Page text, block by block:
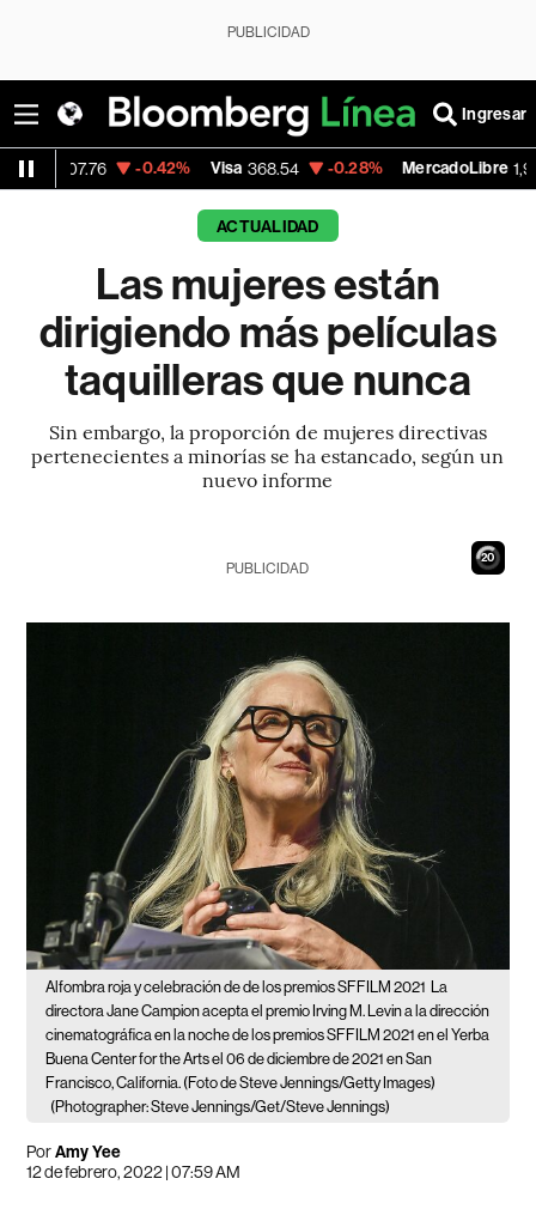
PUBLICIDAD
Ingresar
-0.42% Visa 368.54 -0.28% MercadoLibre 1,924.95
ACTUALIDAD
Las mujeres están
dirigiendo más películas
taquilleras que nunca
Sin embargo, la proporción de mujeres directivas
pertenecientes a minorías se ha estancado, según un
nuevo informe
19
PUBLICIDAD
Alfombra roja y celebración de de los premios SFFILM 2021 La
directora Jane Campion acepta el premio Irving M. Levin a la dirección
cinematográfica en la noche de los premios SFFILM 2021 en el Yerba
Buena Center for the Arts el 06 de diciembre de 2021 en San
Francisco, California. (Foto de Steve Jennings/Getty Images)
(Photographer: Steve Jennings/Get/Steve Jennings)
PorAmy Yee
12 de febrero, 2022 | 07:59 AM